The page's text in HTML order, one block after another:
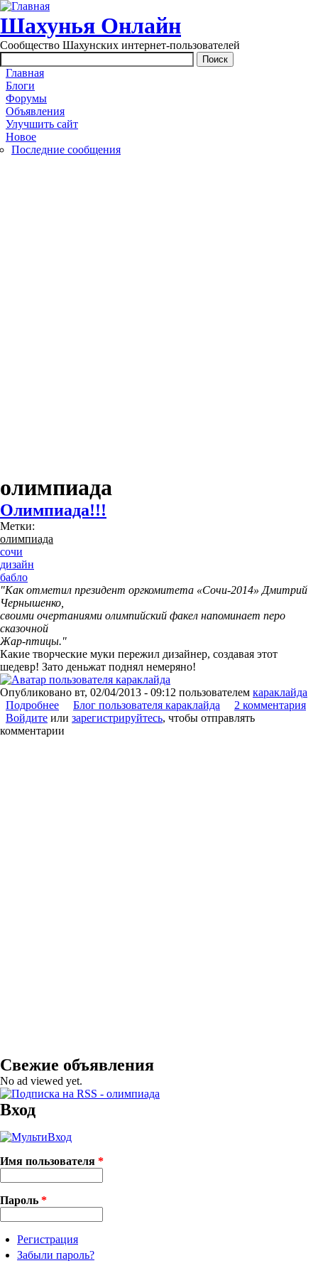
Перейти к основному содержанию
Шахунья Онлайн
Сообщество Шахунских интернет-пользователей
Main menu
Главная
Блоги
Форумы
Объявления
Улучшить сайт
Новое
Последние сообщения
олимпиада
Олимпиада!!!
Метки:
олимпиада
сочи
дизайн
бабло
"Как отметил президент оргкомитета «Сочи-2014» Дмитрий
Чернышенко,
своими очертаниями олимпийский факел напоминает перо
сказочной
Жар-птицы."
Какие творческие муки пережил дизайнер, создавая этот
шедевр! Зато деньжат поднял немеряно!
Опубликовано вт, 02/04/2013 - 09:12 пользователем караклайда
Подробнее о Олимпиада!!!
Блог пользователя караклайда
2 комментария
Войдите или зарегистрируйтесь, чтобы отправлять
комментарии
Свежие объявления
No ad viewed yet.
Вход
Имя пользователя *
Пароль *
Регистрация
Забыли пароль?